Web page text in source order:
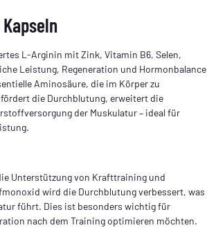
L-Arginin mit Zink, Vitamin B6, Selen,
Leistung, Regeneration und Hormonbalance
Aminosäure, die im Körper zu
die Durchblutung, erweitert die
der Muskulatur – ideal für
Unterstützung von Krafttraining und
wird die Durchblutung verbessert, was
führt. Dies ist besonders wichtig für
nach dem Training optimieren möchten.